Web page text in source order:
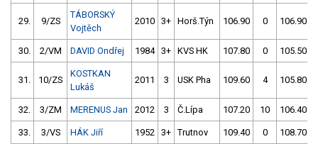
29. 9/ZS
TÁBORSKÝ
Vojtěch
2010 3+ Horš.Týn 106.90 0 106.90
30. 2/VM DAVID Ondřej 1984 3+ KVS HK 107.80 0 105.50
31. 10/ZS
KOSTKAN
Lukáš
2011 3 USK Pha 109.60 4 105.80
32. 3/ZM MERENUS Jan 2012 3 Č.Lípa 107.20 10 106.40
33. 3/VS HÁK Jiří 1952 3+ Trutnov 109.40 0 108.70